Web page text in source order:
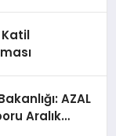
Katil
AZAL
Aralık